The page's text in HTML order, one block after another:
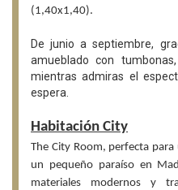
(1,40x1,40).
De junio a septiembre,
amueblado con
mientras admiras el
espera.
Habitación City
The City Room, perfecta
un pequeño paraíso en
materiales modernos y